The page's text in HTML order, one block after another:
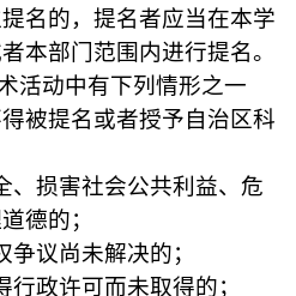
名的，提名者应当在本学
本部门范围内进行提名。
活动中有下列情形之一
被提名或者授予自治区科
、损害社会公共利益、危
德的；
争议尚未解决的；
行政许可而未取得的；